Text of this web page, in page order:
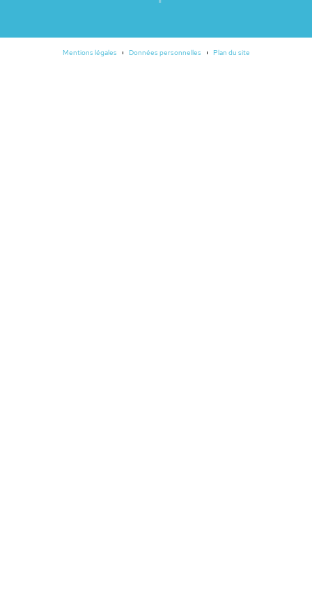
Mentions légales Données personnelles Plan du site